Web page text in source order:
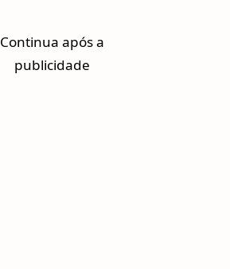
Continua após a
publicidade